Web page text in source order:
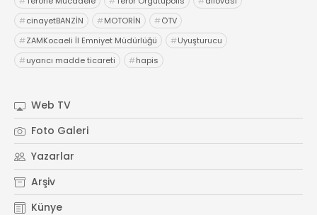
#cinayetBANZİN #MOTORİN #ÖTV
#ZAMKocaeli İl Emniyet Müdürlüğü #Uyuşturucu
#uyarıcı madde ticareti #hapis
Web TV
Foto Galeri
Yazarlar
Arşiv
Künye
kocaelisokak@gmail.com